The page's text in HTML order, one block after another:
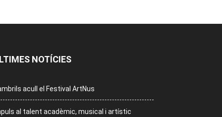
NOTÍCIES
acull el Festival ArtNus
al talent acadèmic, musical i artístic